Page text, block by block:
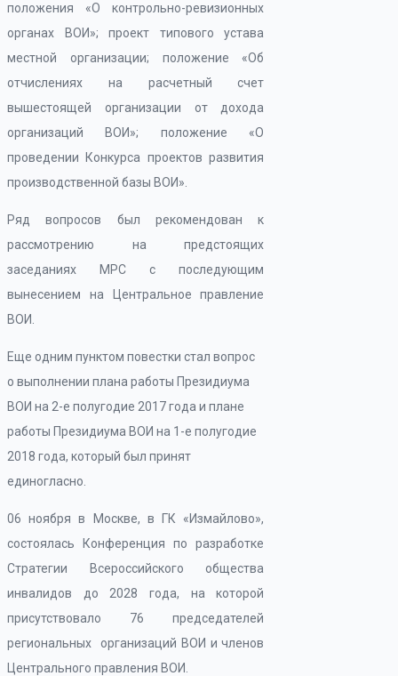
положения «О контрольно-ревизионных
органах ВОИ»; проект типового устава
местной организации; положение «Об
отчислениях на расчетный счет
вышестоящей организации от дохода
организаций ВОИ»; положение «О
проведении Конкурса проектов развития
производственной базы ВОИ».
Ряд вопросов был рекомендован к
рассмотрению на предстоящих
заседаниях МРС с последующим
вынесением на Центральное правление
ВОИ.
Еще одним пунктом повестки стал вопрос
о выполнении плана работы Президиума
ВОИ на 2-е полугодие 2017 года и плане
работы Президиума ВОИ на 1-е полугодие
2018 года, который был принят
единогласно.
06 ноября в Москве, в ГК «Измайлово»,
состоялась Конференция по разработке
Стратегии Всероссийского общества
инвалидов до 2028 года, на которой
присутствовало 76 председателей
региональных организаций ВОИ и членов
Центрального правления ВОИ.